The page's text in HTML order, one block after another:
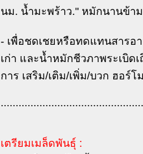
นม. น้ำมะพร้าว." หมักนานข้า
- เพื่อชดเชยหรือทดแทนสารอ
เก่า และน้ำหมักชีวภาพระเบิด
การ เสริม/เติม/เพิ่ม/บวก ฮอร์
เตรียมเมล็ดพันธุ์ :